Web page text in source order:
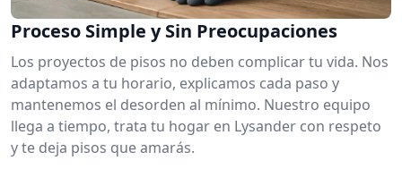
Proceso Simple y Sin Preocupaciones
Los proyectos de pisos no deben complicar tu vida. Nos
adaptamos a tu horario, explicamos cada paso y
mantenemos el desorden al mínimo. Nuestro equipo
llega a tiempo, trata tu hogar en Lysander con respeto
y te deja pisos que amarás.